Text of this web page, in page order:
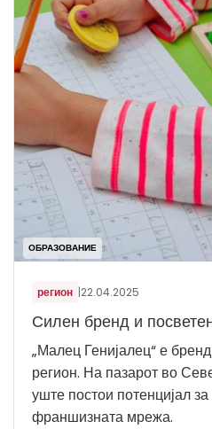
ОБРАЗОВАНИЕ
регион |22.04.2025
Силен бренд и
„Малец Генијалец“ е
регион. На пазарот во
уште постои потенцијал
франшизната мрежа.